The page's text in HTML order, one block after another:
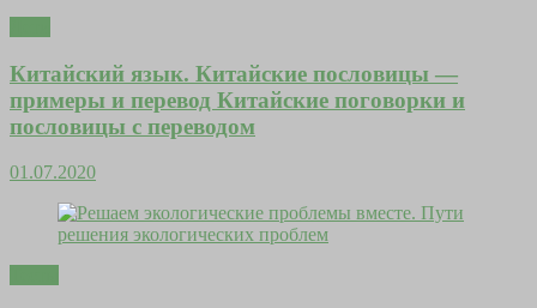
Китайский язык. Китайские пословицы —
примеры и перевод Китайские поговорки и
пословицы с переводом
01.07.2020